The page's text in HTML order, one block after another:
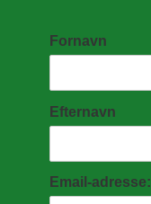
Fornavn
Efternavn
Email-adresse: